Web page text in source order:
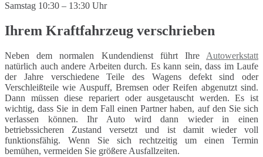
Samstag 10:30 – 13:30 Uhr
Ihrem Kraftfahrzeug verschrieben
Neben dem normalen Kundendienst führt Ihre Autowerkstatt
natürlich auch andere Arbeiten durch. Es kann sein, dass im Laufe
der Jahre verschiedene Teile des Wagens defekt sind oder
Verschleißteile wie Auspuff, Bremsen oder Reifen abgenutzt sind.
Dann müssen diese repariert oder ausgetauscht werden. Es ist
wichtig, dass Sie in dem Fall einen Partner haben, auf den Sie sich
verlassen können. Ihr Auto wird dann wieder in einen
betriebssicheren Zustand versetzt und ist damit wieder voll
funktionsfähig. Wenn Sie sich rechtzeitig um einen Termin
bemühen, vermeiden Sie größere Ausfallzeiten.